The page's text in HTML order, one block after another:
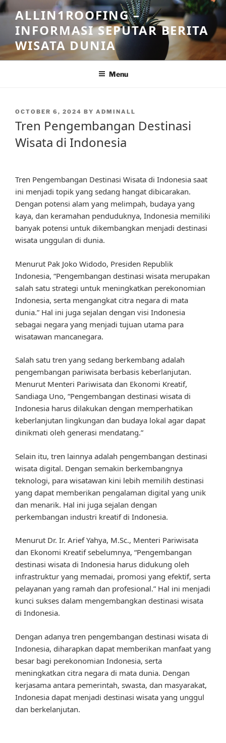
Skip
to
content
ALLIN1ROOFING –
INFORMASI SEPUTAR BERITA
WISATA DUNIA
Menu
POSTED
OCTOBER 6, 2024 BY ADMINALL
Tren Pengembangan Destinasi
Wisata di Indonesia
Tren Pengembangan Destinasi Wisata di Indonesia saat
ini menjadi topik yang sedang hangat dibicarakan.
Dengan potensi alam yang melimpah, budaya yang
kaya, dan keramahan penduduknya, Indonesia memiliki
banyak potensi untuk dikembangkan menjadi destinasi
wisata unggulan di dunia.
Menurut Pak Joko Widodo, Presiden Republik
Indonesia, “Pengembangan destinasi wisata merupakan
salah satu strategi untuk meningkatkan perekonomian
Indonesia, serta mengangkat citra negara di mata
dunia.” Hal ini juga sejalan dengan visi Indonesia
sebagai negara yang menjadi tujuan utama para
wisatawan mancanegara.
Salah satu tren yang sedang berkembang adalah
pengembangan pariwisata berbasis keberlanjutan.
Menurut Menteri Pariwisata dan Ekonomi Kreatif,
Sandiaga Uno, “Pengembangan destinasi wisata di
Indonesia harus dilakukan dengan memperhatikan
keberlanjutan lingkungan dan budaya lokal agar dapat
dinikmati oleh generasi mendatang.”
Selain itu, tren lainnya adalah pengembangan destinasi
wisata digital. Dengan semakin berkembangnya
teknologi, para wisatawan kini lebih memilih destinasi
yang dapat memberikan pengalaman digital yang unik
dan menarik. Hal ini juga sejalan dengan
perkembangan industri kreatif di Indonesia.
Menurut Dr. Ir. Arief Yahya, M.Sc., Menteri Pariwisata
dan Ekonomi Kreatif sebelumnya, “Pengembangan
destinasi wisata di Indonesia harus didukung oleh
infrastruktur yang memadai, promosi yang efektif, serta
pelayanan yang ramah dan profesional.” Hal ini menjadi
kunci sukses dalam mengembangkan destinasi wisata
di Indonesia.
Dengan adanya tren pengembangan destinasi wisata di
Indonesia, diharapkan dapat memberikan manfaat yang
besar bagi perekonomian Indonesia, serta
meningkatkan citra negara di mata dunia. Dengan
kerjasama antara pemerintah, swasta, dan masyarakat,
Indonesia dapat menjadi destinasi wisata yang unggul
dan berkelanjutan.